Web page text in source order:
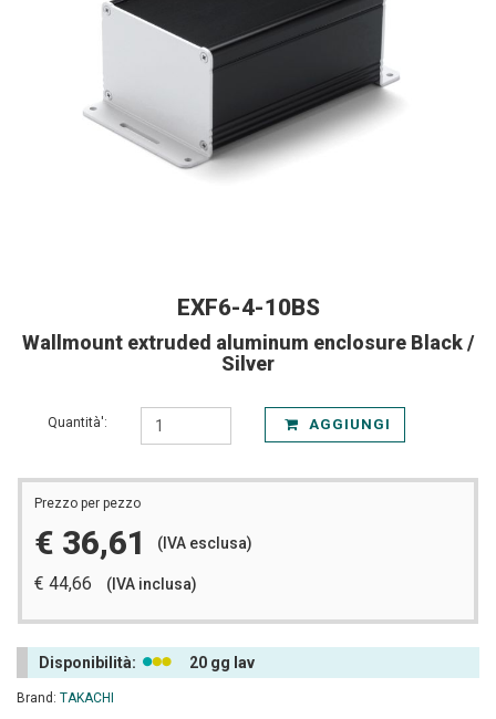
EXF6-4-10BS
Wallmount extruded aluminum enclosure Black /
Silver
Quantità': AGGIUNGI
Prezzo per pezzo
€ 36,61 (IVA esclusa)
€ 44,66 (IVA inclusa)
Disponibilità: 20 gg lav
Brand: TAKACHI